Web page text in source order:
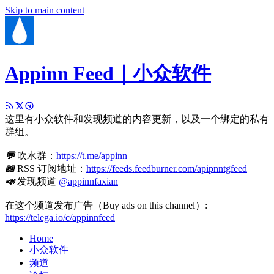
Skip to main content
Appinn Feed｜小众软件
这里有小众软件和发现频道的内容更新，以及一个绑定的私有
群组。
💬吹水群： https://t.me/appinn
📖RSS 订阅地址： https://feeds.feedburner.com/apipnntgfeed
📣发现频道 @appinnfaxian
在这个频道发布广告（Buy ads on this channel）:
https://telega.io/c/appinnfeed
Home
小众软件
频道